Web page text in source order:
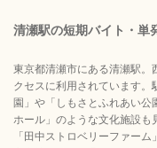
清瀬駅の短期バイト・単
東京都清瀬市にある清瀬駅。
クセスに利用されています
園」や「しもさとふれあい公
ホール」のような文化施設も
「田中ストロベリーファー